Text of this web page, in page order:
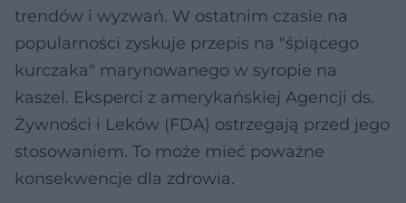
trendów i wyzwań. W ostatnim czasie na
popularności zyskuje przepis na "śpiącego
kurczaka" marynowanego w syropie na
kaszel. Eksperci z amerykańskiej Agencji ds.
Żywności i Leków (FDA) ostrzegają przed jego
stosowaniem. To może mieć poważne
konsekwencje dla zdrowia.